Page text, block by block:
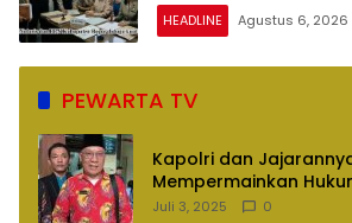
HEADLINE Agustus 6, 2026
PEWARTA TV
Kapolri dan
Mempermainkan
Juli 3, 2025 0